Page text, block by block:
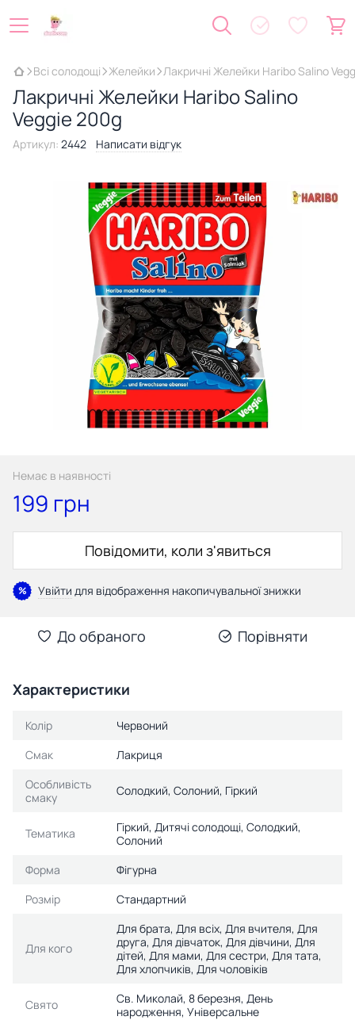
Всі солодощі Желейки Лакричні Желейки Haribo Salino
Лакричні Желейки Haribo Salino
Veggie 200g
Артикул: 2442 Написати відгук
Немає в наявності
199 грн
Повідомити, коли з'явиться
% Увійти для відображення накопичувальної знижки
До обраного Порівняти
Характеристики
Колір
Червоний
Смак
Лакриця
Особливість
смаку
Солодкий, Солоний, Гіркий
Тематика
Гіркий, Дитячі солодощі, Солодкий,
Солоний
Форма
Фігурна
Розмір
Стандартний
Для кого
Для брата, Для всіх, Для вчителя, Для
друга, Для дівчаток, Для дівчини, Для
дітей, Для мами, Для сестри, Для тата,
Для хлопчиків, Для чоловіків
Свято
Св. Миколай, 8 березня, День
народження, Універсальне